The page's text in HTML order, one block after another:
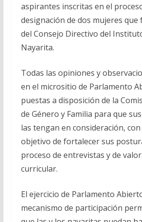
aspirantes inscritas en el
designación de dos mujeres
del Consejo Directivo del
Nayarita.
Todas las opiniones y
en el micrositio de Parlamento
puestas a disposición de la
de Género y Familia para que
las tengan en consideración,
objetivo de fortalecer sus
proceso de entrevistas y de
curricular.
El ejercicio de Parlamento
mecanismo de participación